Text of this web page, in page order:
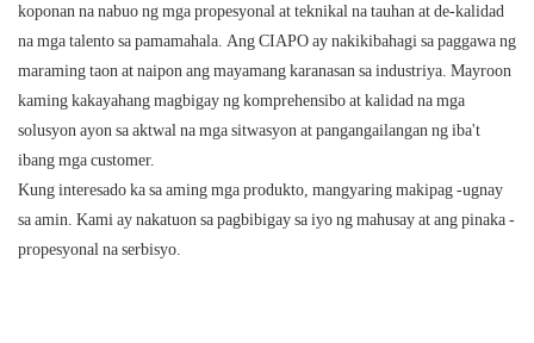
koponan na nabuo ng mga propesyonal at teknikal na tauhan at de-kalidad
na mga talento sa pamamahala. Ang CIAPO ay nakikibahagi sa paggawa ng
maraming taon at naipon ang mayamang karanasan sa industriya. Mayroon
kaming kakayahang magbigay ng komprehensibo at kalidad na mga
solusyon ayon sa aktwal na mga sitwasyon at pangangailangan ng iba't
ibang mga customer.
Kung interesado ka sa aming mga produkto, mangyaring makipag -ugnay
sa amin. Kami ay nakatuon sa pagbibigay sa iyo ng mahusay at ang pinaka -
propesyonal na serbisyo.